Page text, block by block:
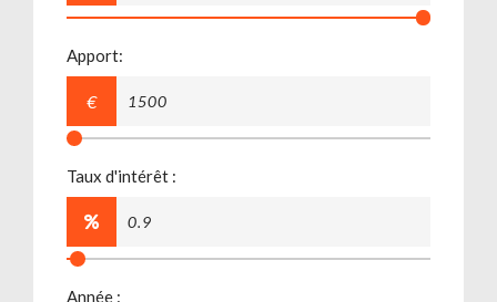
Apport:
€
Taux d'intérêt :
Année :